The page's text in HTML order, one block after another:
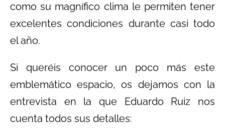
como su magnífico clima le permiten tener
excelentes condiciones durante casi todo
el año.
Si queréis conocer un poco más este
emblemático espacio, os dejamos con la
entrevista en la que Eduardo Ruiz nos
cuenta todos sus detalles: